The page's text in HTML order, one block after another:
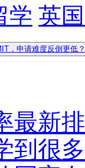
学 英
，申请难度反倒更低？
最新
到很